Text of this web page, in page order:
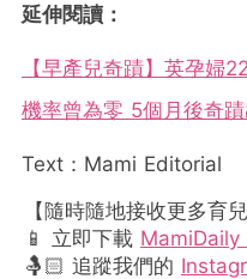
延伸閱讀：
【早產兒奇蹟】英孕
機率曾為零 5個月後奇蹟
Text：Mami Editorial
【隨時隨地接收更多育
📱 立即下載 MamiDaily
🤱🏻 追蹤我們的